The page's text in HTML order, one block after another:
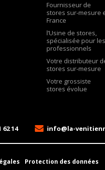
Fournisseur de
stores sur-mesure
France
l’Usine de stores,
spécialisée pour les
professionnels
Votre distributeur
stores sur-mesure
Votre grossiste
stores évolue
62 14 info@la-
Protection des données